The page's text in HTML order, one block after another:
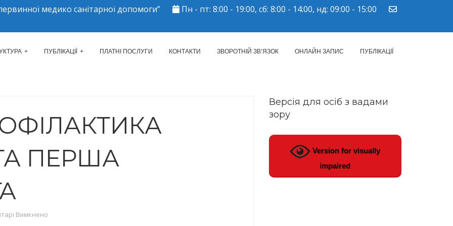
медико санітарної допомоги”
Пн - пт: 8:00 - 19:00, сб: 8:00 - 14:00, нд: 09:00 - 15:00
МІСЬКИЙ ЦЕНТР ПМСД"
ПУБЛІКАЦІЇ ПЛАТНІ ПОСЛУГИ КОНТАКТИ ЗВОРОТНІЙ ЗВ’ЯЗОК ОНЛАЙН ЗАПИС ПУБЛІКАЦІЇ
ПЕРША
Вимкнено
Версія для осіб з вадами
зору
Version for visually
impaired